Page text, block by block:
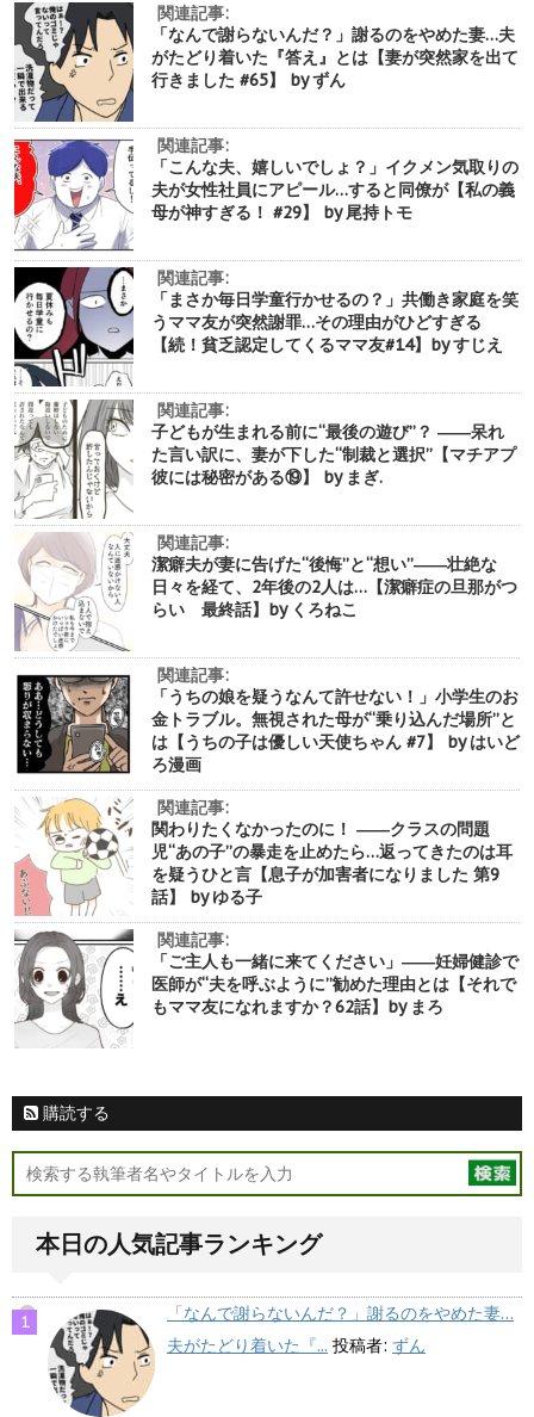
関連記事:
「なんで謝らないんだ？」謝るのをやめた妻…夫
がたどり着いた『答え』とは【妻が突然家を出て
行きました #65】 by ずん
関連記事:
「こんな夫、嬉しいでしょ？」イクメン気取りの
夫が女性社員にアピール…すると同僚が【私の義
母が神すぎる！ #29】 by 尾持トモ
関連記事:
「まさか毎日学童行かせるの？」共働き家庭を笑
うママ友が突然謝罪…その理由がひどすぎる
【続！貧乏認定してくるママ友#14】by すじえ
関連記事:
子どもが生まれる前に“最後の遊び”？ ――呆れ
た言い訳に、妻が下した“制裁と選択”【マチアプ
彼には秘密がある⑲】 by まぎ.
関連記事:
潔癖夫が妻に告げた“後悔”と“想い”――壮絶な
日々を経て、2年後の2人は…【潔癖症の旦那がつ
らい 最終話】by くろねこ
関連記事:
「うちの娘を疑うなんて許せない！」小学生のお
金トラブル。無視された母が“乗り込んだ場所”と
は【うちの子は優しい天使ちゃん #7】 by はいど
ろ漫画
関連記事:
関わりたくなかったのに！ ――クラスの問題
児“あの子”の暴走を止めたら…返ってきたのは耳
を疑うひと言【息子が加害者になりました 第9
話】 by ゆる子
関連記事:
「ご主人も一緒に来てください」――妊婦健診で
医師が“夫を呼ぶように”勧めた理由とは【それで
もママ友になれますか？62話】by まろ
購読する
本日の人気記事ランキング
「なんで謝らないんだ？」謝るのをやめた妻…
夫がたどり着いた『... 投稿者: ずん